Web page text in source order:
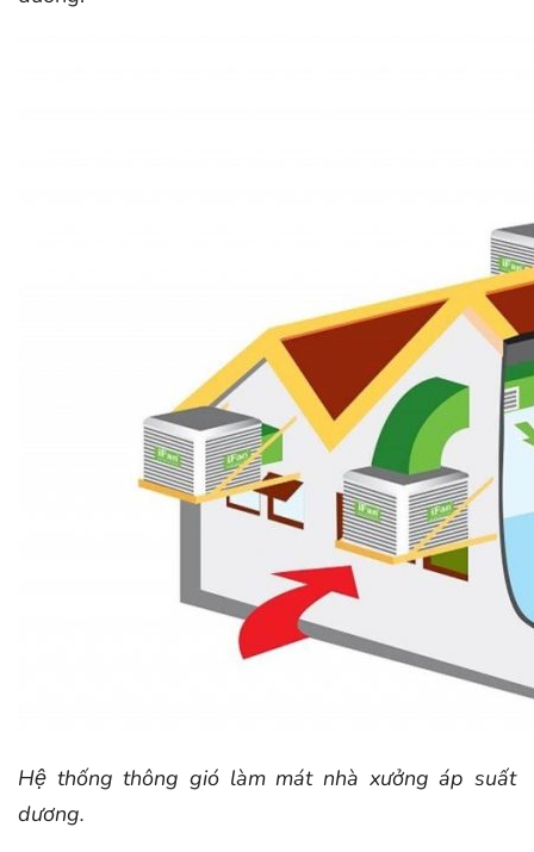
Hệ thống thông gió làm mát nhà xưởng áp suất
dương.